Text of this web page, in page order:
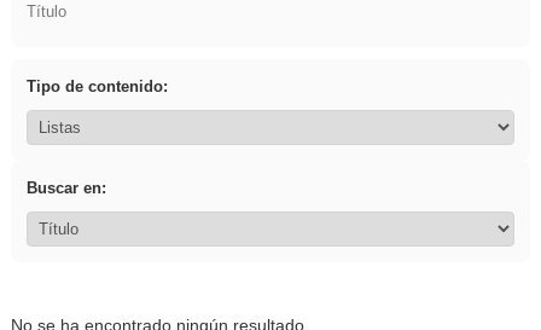
Título
Tipo de contenido:
Buscar en:
No se ha encontrado ningún resultado.